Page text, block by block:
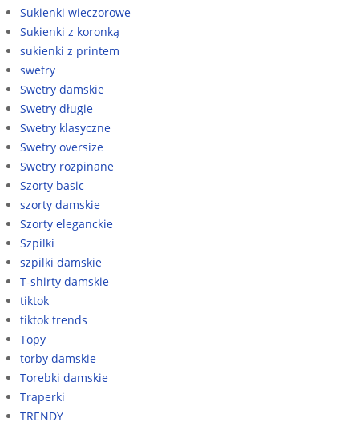
Sukienki wieczorowe
Sukienki z koronką
sukienki z printem
swetry
Swetry damskie
Swetry długie
Swetry klasyczne
Swetry oversize
Swetry rozpinane
Szorty basic
szorty damskie
Szorty eleganckie
Szpilki
szpilki damskie
T-shirty damskie
tiktok
tiktok trends
Topy
torby damskie
Torebki damskie
Traperki
TRENDY